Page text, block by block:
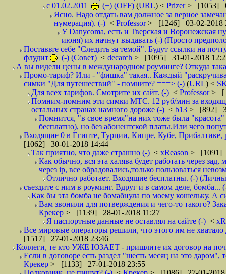
с 01.02.2011
(+) (OFF) (URL) < Prizer> [1053]
Ясно. Надо отдать вам должное за верное
нумерация). (-) < Professor> [1246] 03-02-2018
У Danycoma, есть и Тверская и Воронежская
июня) их начнут выдавать (-) (Просто
Поставьте себе "Следить за темой". Будут ссылки на
флудит
(-) (Совет) < decarch > [1095] 31-01-2018
А вы видели цены в международном роуминге? Откуда
Промо-тариф? Или - "фишка" такая.. Каждый
симки "Для путешествий" - помните? ===> (-) (URL) <
Для всех тарифов. Смотрите их сайт. (-) < Professor>
Помним-помним эти симки МТС. 12 руб/мин за
остальных странах намного дороже (-) < b13 > [892]
Помнится, "в свое время"на них тоже была
бесплатно), но без абонентской платы.Или чего
Входящие 0 в Египте, Турции, Кипре, Кубе,
[1062] 30-01-2018 14:44
Так приятно, что даже страшно (-) < xReason > [1091]
Как обычно, вся эта халява будет работать через
через ip, все обрадовались,только пользоваться
Отлично работает. Входящие бесплатны. (-)
съездите с ним в роуминг. Вдруг и в самом деле, бомба...
Как бы эта бомба не бомабнула по моему кошельку. А
Вам звонили для потверждения и чего-то такого?
Крекер > [1139] 28-01-2018 11:27
Я паспортные данные не оставлял на сайте (-) <
Все мировые операторы решили, что этого им не
[1517] 27-01-2018 23:46
Коллеги, те кто УЖЕ ЮЗАЕТ - пришлите их договор на
Если в договоре есть раздел "шесть месяц на это даром",
Крекер > [1133] 27-01-2018 23:55